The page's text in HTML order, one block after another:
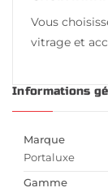
Informations
Marque
Portaluxe
Gamme
Vous
vitrage et